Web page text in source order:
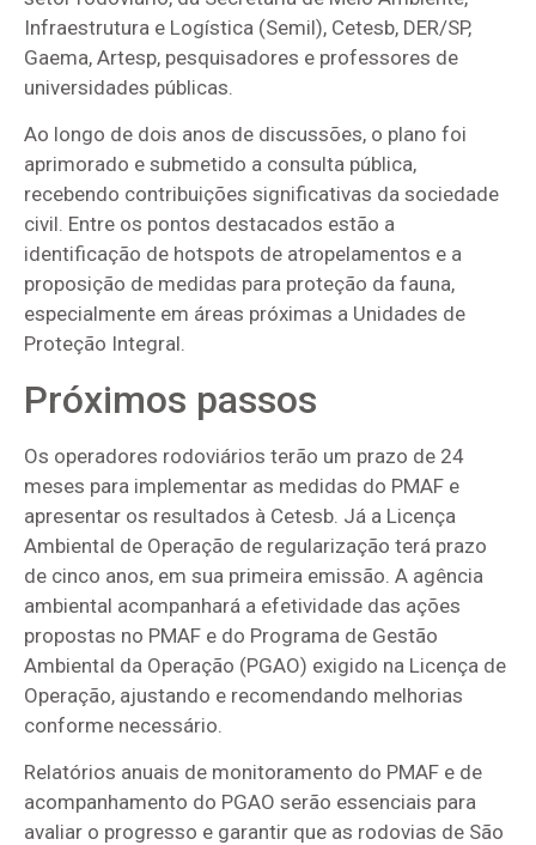
Infraestrutura e Logística (Semil), Cetesb, DER/SP,
Gaema, Artesp, pesquisadores e professores de
universidades públicas.
Ao longo de dois anos de discussões, o plano foi
aprimorado e submetido a consulta pública,
recebendo contribuições significativas da sociedade
civil. Entre os pontos destacados estão a
identificação de hotspots de atropelamentos e a
proposição de medidas para proteção da fauna,
especialmente em áreas próximas a Unidades de
Proteção Integral.
Próximos passos
Os operadores rodoviários terão um prazo de 24
meses para implementar as medidas do PMAF e
apresentar os resultados à Cetesb. Já a Licença
Ambiental de Operação de regularização terá prazo
de cinco anos, em sua primeira emissão. A agência
ambiental acompanhará a efetividade das ações
propostas no PMAF e do Programa de Gestão
Ambiental da Operação (PGAO) exigido na Licença de
Operação, ajustando e recomendando melhorias
conforme necessário.
Relatórios anuais de monitoramento do PMAF e de
acompanhamento do PGAO serão essenciais para
avaliar o progresso e garantir que as rodovias de São